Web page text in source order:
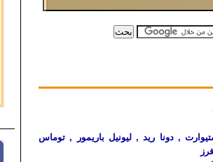
, دونا ريد , ليونيل باريمور , توماس